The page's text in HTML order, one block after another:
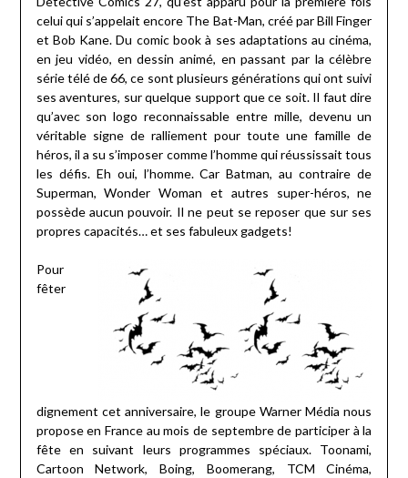
celui qui s’appelait encore The Bat-Man, créé par Bill Finger
et Bob Kane. Du comic book à ses adaptations au cinéma,
en jeu vidéo, en dessin animé, en passant par la célèbre
série télé de 66, ce sont plusieurs générations qui ont suivi
ses aventures, sur quelque support que ce soit. Il faut dire
qu’avec son logo reconnaissable entre mille, devenu un
véritable signe de ralliement pour toute une famille de
héros, il a su s’imposer comme l’homme qui réussissait tous
les défis. Eh oui, l’homme. Car Batman, au contraire de
Superman, Wonder Woman et autres super-héros, ne
possède aucun pouvoir. Il ne peut se reposer que sur ses
propres capacités… et ses fabuleux gadgets!
Pour
fêter
dignement cet anniversaire, le groupe Warner Média nous
propose en France au mois de septembre de participer à la
fête en suivant leurs programmes spéciaux. Toonami,
Cartoon Network, Boing, Boomerang, TCM Cinéma,